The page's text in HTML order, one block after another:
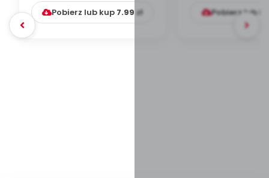
Pobierz lub kup 7.99 zł Pobierz lub